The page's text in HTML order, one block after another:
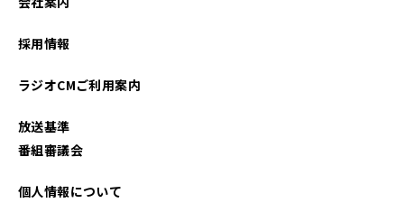
採用情報
ラジオCMご利用案内
放送基準
番組審議会
個人情報について